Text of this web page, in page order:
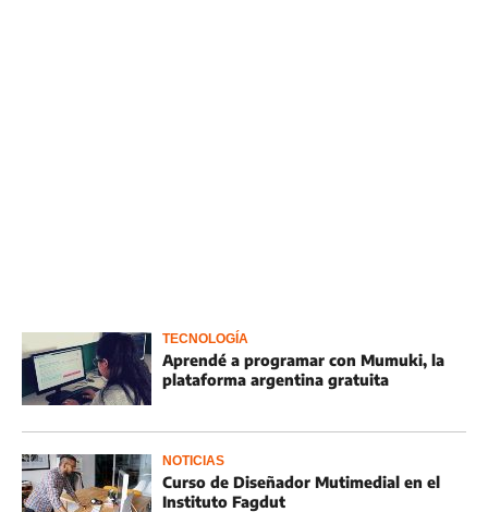
TECNOLOGÍA
Aprendé a programar con Mumuki, la
plataforma argentina gratuita
NOTICIAS
Curso de Diseñador Mutimedial en el
Instituto Fagdut